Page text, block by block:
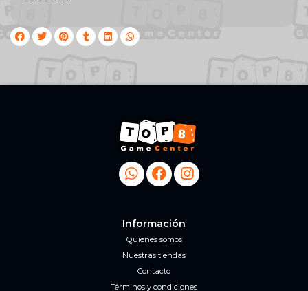
Información
Quiénes somos
Nuestras tiendas
Contacto
Términos y condiciones